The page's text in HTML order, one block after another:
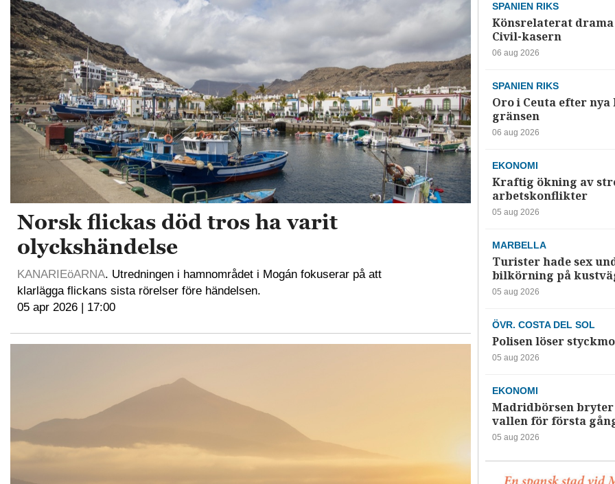
Norsk flickas död tros ha varit
olyckshändelse
KANARIEöARNA. Utredningen i hamnområdet i Mogán fokuserar på att
klarlägga flickans sista rörelser före händelsen.
05 apr 2026 | 17:00
SPANIEN RIKS
Könsrelaterat
Civil-kasern
06 aug 2026
SPANIEN RIKS
Oro i Ceuta efter
gränsen
06 aug 2026
EKONOMI
Kraftig ökning av
arbetskonflikter
05 aug 2026
MARBELLA
Turister hade sex
bilkörning på
05 aug 2026
ÖVR. COSTA DEL SOL
Polisen löser
05 aug 2026
EKONOMI
Madridbörsen bryter
vallen för första
05 aug 2026